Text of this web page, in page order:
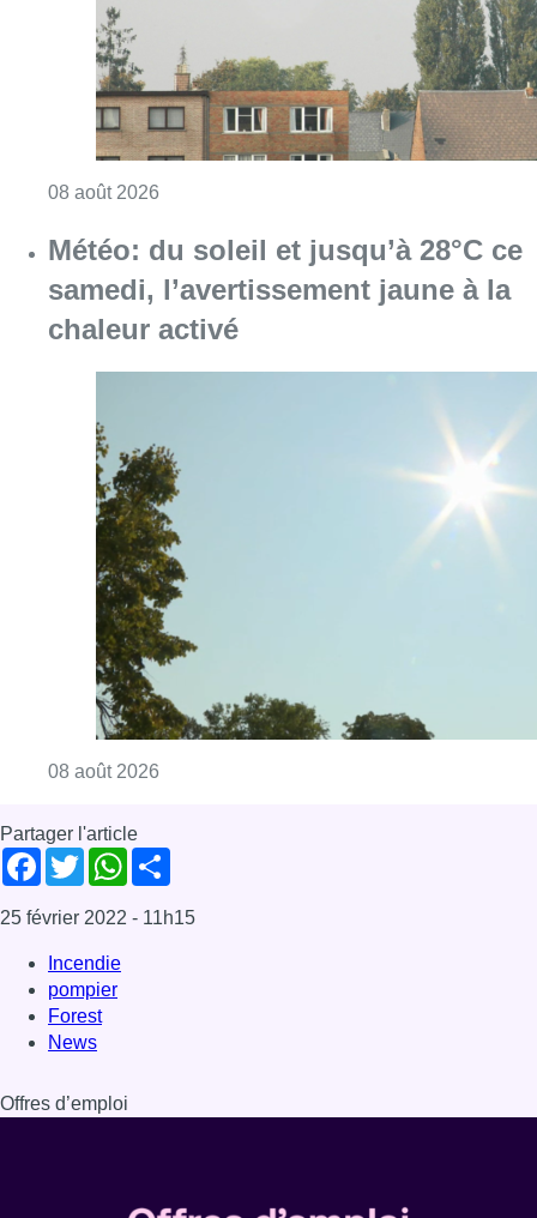
08 août 2026
Météo: du soleil et jusqu’à 28°C ce
samedi, l’avertissement jaune à la
chaleur activé
08 août 2026
Partager l'article
Facebook
TwitterWhatsApp
25 février 2022 - 11h15
Incendie
pompier
Forest
News
Offres d’emploi